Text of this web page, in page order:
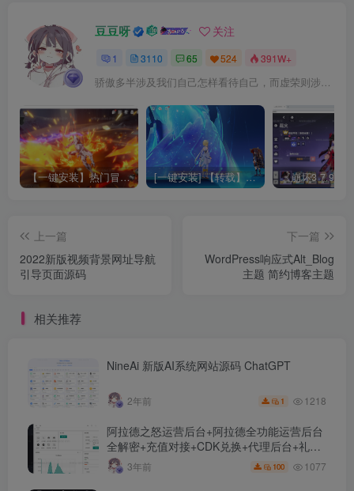
豆豆呀 关注
1 3110 65 524 391W+
骄傲多半涉及我们自己怎样看待自己，而虚荣则涉及我们想别人怎样看我们
【一键安装】热门冒险策略类游戏崩坏：星穹铁道全新2.3版本一键端+一键代理+一键启动+免虚拟机 [一键安装] 【转载】原神3.4真端服务端+源码+配套客户端+详尽说明+GM工具+源码说明文件
上一篇
2022新版视频背景网址导航
引导页面源码
下一篇
WordPress响应式Alt_Blog
主题 简约博客主题
相关推荐
NineAi 新版AI系统网站源码 ChatGPT
2年前 1 1218
阿拉德之怒运营后台+阿拉德全功能运营后台
全解密+充值对接+CDK兑换+代理后台+礼包
管理+商城管理
3年前 100 1077